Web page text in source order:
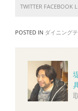
TWITTER FACEBOOK
POSTED IN ダイニング